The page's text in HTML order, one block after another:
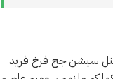
سیشن جج فرخ فرید